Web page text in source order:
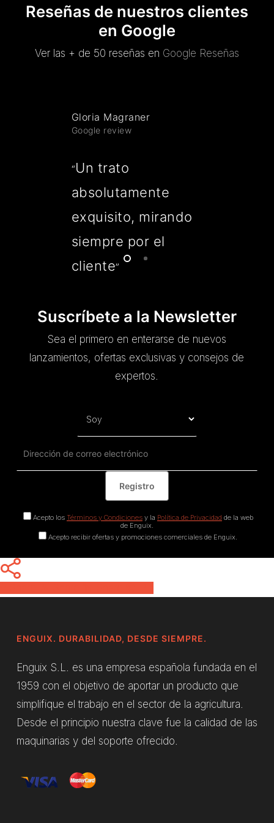
Reseñas de nuestros clientes
en Google
Ver las + de 50 reseñas en Google Reseñas
Gloria Magraner
Google review
“Un trato
absolutamente
exquisito, mirando
siempre por el
cliente”
Suscríbete a la Newsletter
Sea el primero en enterarse de nuevos
lanzamientos, ofertas exclusivas y consejos de
expertos.
Acepto los Términos y Condicionesy la Política de Privacidad de la web
de Enguix.
Acepto recibir ofertas y promociones comerciales de Enguix.
ENGUIX. DURABILIDAD, DESDE SIEMPRE.
Enguix S.L. es una empresa española fundada en el
1959 con el objetivo de aportar un producto que
simplifique el trabajo en el sector de la agricultura.
Desde el principio nuestra clave fue la calidad de las
maquinarias y del soporte ofrecido.